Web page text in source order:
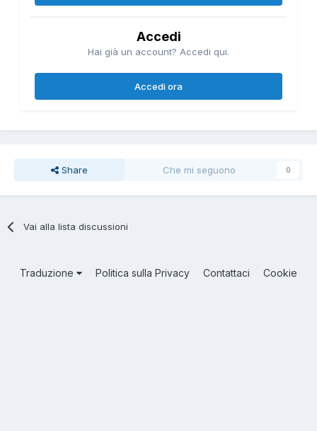
Accedi
Hai già un account? Accedi qui.
Accedi ora
Share Che mi seguono 0
Vai alla lista discussioni
Traduzione Politica sulla Privacy Contattaci Cookie